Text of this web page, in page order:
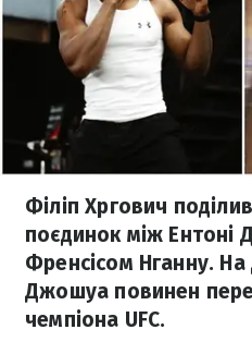
Філіп Хргович
поєдинок між Ентоні
Френсісом Нганну.
Джошуа повинен
чемпіона UFC.